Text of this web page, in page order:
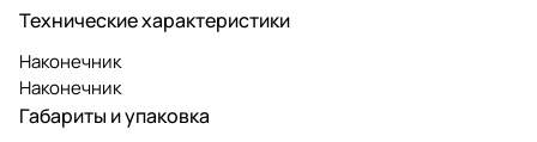
Технические характеристики
Наконечник
Наконечник
Габариты и упаковка